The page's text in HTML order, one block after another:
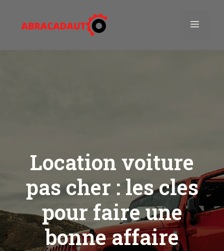
contenu
Menu
Location voiture
pas cher : les cles
pour faire une
bonne affaire